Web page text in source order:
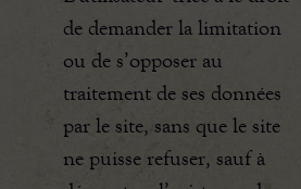
de demander la limitation
ou de s’opposer au
traitement de ses données
par le site, sans que le site
ne puisse refuser, sauf à